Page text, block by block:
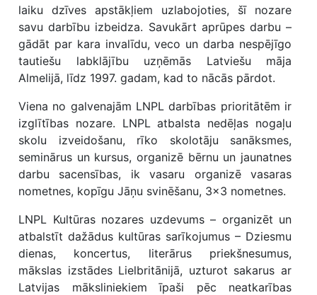
laiku dzīves apstākļiem uzlabojoties, šī nozare
savu darbību izbeidza. Savukārt aprūpes darbu –
gādāt par kara invalīdu, veco un darba nespējīgo
tautiešu labklājību uzņēmās Latviešu māja
Almelijā, līdz 1997. gadam, kad to nācās pārdot.
Viena no galvenajām LNPL darbības prioritātēm ir
izglītības nozare. LNPL atbalsta nedēļas nogaļu
skolu izveidošanu, rīko skolotāju sanāksmes,
seminārus un kursus, organizē bērnu un jaunatnes
darbu sacensības, ik vasaru organizē vasaras
nometnes, kopīgu Jāņu svinēšanu, 3x3 nometnes.
LNPL Kultūras nozares uzdevums – organizēt un
atbalstīt dažādus kultūras sarīkojumus – Dziesmu
dienas, koncertus, literārus priekšnesumus,
mākslas izstādes Lielbritānijā, uzturot sakarus ar
Latvijas māksliniekiem īpaši pēc neatkarības